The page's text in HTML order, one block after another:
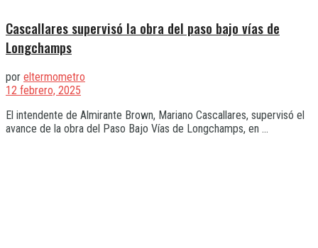
Cascallares supervisó la obra del paso bajo vías de
Longchamps
por eltermometro
12 febrero, 2025
El intendente de Almirante Brown, Mariano Cascallares, supervisó el
avance de la obra del Paso Bajo Vías de Longchamps, en ...